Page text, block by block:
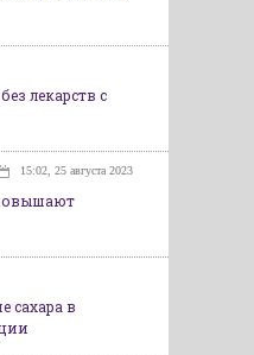
лекарств с
15:02, 25 августа 2023
сахара в